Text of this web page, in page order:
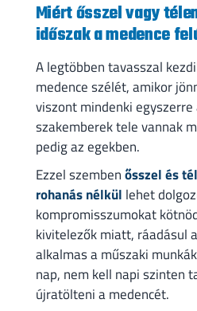
Miért ősszel vagy
időszak a medence
A legtöbben tavasszal
medence szélét, amikor
viszont mindenki
szakemberek tele vannak
pedig az egekben.
Ezzel szembenősszel és
rohanás nélkül lehet
kompromisszumokat
kivitelezők miatt, ráadásul
alkalmas a műszaki
nap, nem kell napi szinten
újratölteni a medencét.